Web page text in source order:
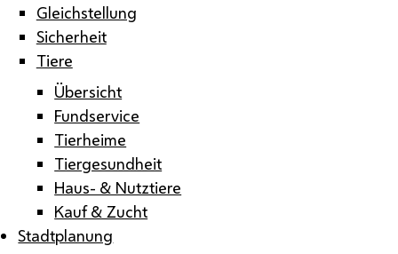
Gleichstellung
Sicherheit
Tiere
Übersicht
Fundservice
Tierheime
Tiergesundheit
Haus- & Nutztiere
Kauf & Zucht
Stadtplanung